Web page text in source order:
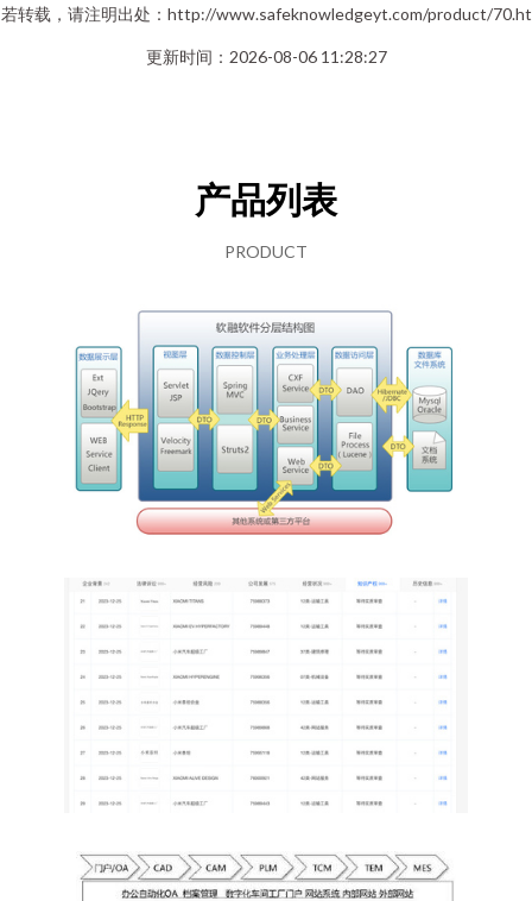
转载，请注明出处：http://www.safeknowledgeyt.com/product/
更新时间：2026-08-06 11:28:27
产品列表
PRODUCT